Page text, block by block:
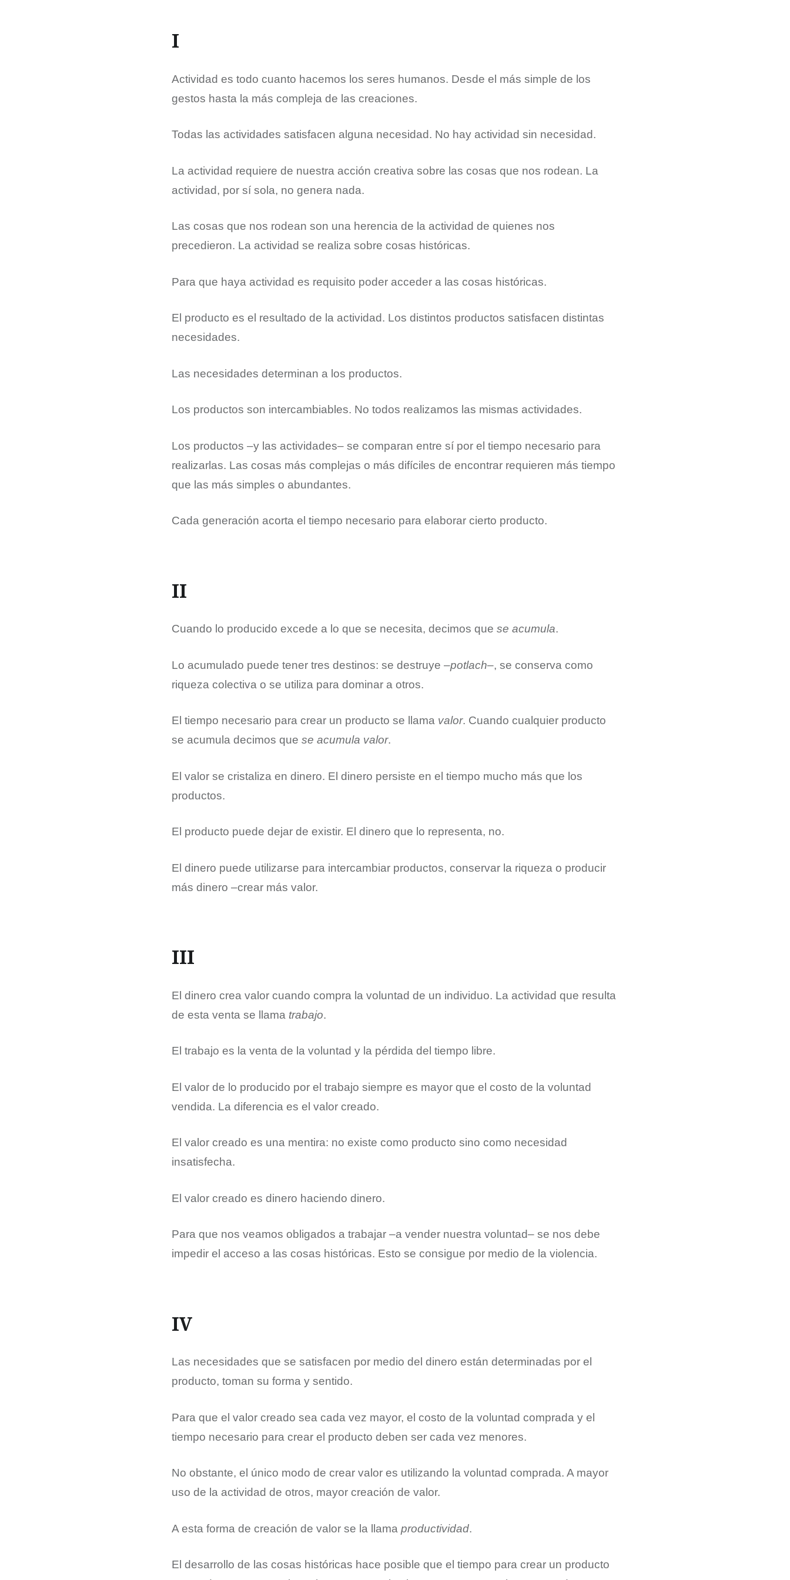
I
Actividad es todo cuanto hacemos los seres humanos. Desde el más simple de los
gestos hasta la más compleja de las creaciones.
Todas las actividades satisfacen alguna necesidad. No hay actividad sin necesidad.
La actividad requiere de nuestra acción creativa sobre las cosas que nos rodean. La
actividad, por sí sola, no genera nada.
Las cosas que nos rodean son una herencia de la actividad de quienes nos
precedieron. La actividad se realiza sobre cosas históricas.
Para que haya actividad es requisito poder acceder a las cosas históricas.
El producto es el resultado de la actividad. Los distintos productos satisfacen distintas
necesidades.
Las necesidades determinan a los productos.
Los productos son intercambiables. No todos realizamos las mismas actividades.
Los productos –y las actividades– se comparan entre sí por el tiempo necesario para
realizarlas. Las cosas más complejas o más difíciles de encontrar requieren más tiempo
que las más simples o abundantes.
Cada generación acorta el tiempo necesario para elaborar cierto producto.
II
Cuando lo producido excede a lo que se necesita, decimos que se acumula.
Lo acumulado puede tener tres destinos: se destruye –potlach–, se conserva como
riqueza colectiva o se utiliza para dominar a otros.
El tiempo necesario para crear un producto se llama valor. Cuando cualquier producto
se acumula decimos que se acumula valor.
El valor se cristaliza en dinero. El dinero persiste en el tiempo mucho más que los
productos.
El producto puede dejar de existir. El dinero que lo representa, no.
El dinero puede utilizarse para intercambiar productos, conservar la riqueza o producir
más dinero –crear más valor.
III
El dinero crea valor cuando compra la voluntad de un individuo. La actividad que resulta
de esta venta se llama trabajo.
El trabajo es la venta de la voluntad y la pérdida del tiempo libre.
El valor de lo producido por el trabajo siempre es mayor que el costo de la voluntad
vendida. La diferencia es el valor creado.
El valor creado es una mentira: no existe como producto sino como necesidad
insatisfecha.
El valor creado es dinero haciendo dinero.
Para que nos veamos obligados a trabajar –a vender nuestra voluntad– se nos debe
impedir el acceso a las cosas históricas. Esto se consigue por medio de la violencia.
IV
Las necesidades que se satisfacen por medio del dinero están determinadas por el
producto, toman su forma y sentido.
Para que el valor creado sea cada vez mayor, el costo de la voluntad comprada y el
tiempo necesario para crear el producto deben ser cada vez menores.
No obstante, el único modo de crear valor es utilizando la voluntad comprada. A mayor
uso de la actividad de otros, mayor creación de valor.
A esta forma de creación de valor se la llama productividad.
El desarrollo de las cosas históricas hace posible que el tiempo para crear un producto